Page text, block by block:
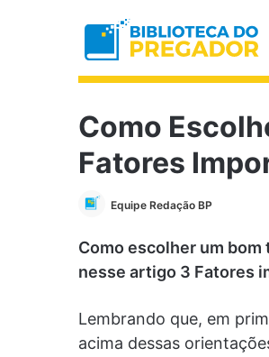
Como
Fatores
Equipe Redação BP
Como escolher um bom
nesse artigo 3 Fatores
Lembrando que, em
acima dessas